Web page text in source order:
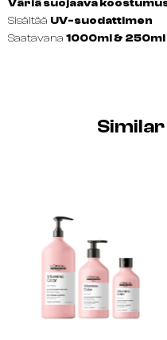
Väriä suojaava
Sisältää UV-suodattimen
Saatavana 1000ml & 250ml